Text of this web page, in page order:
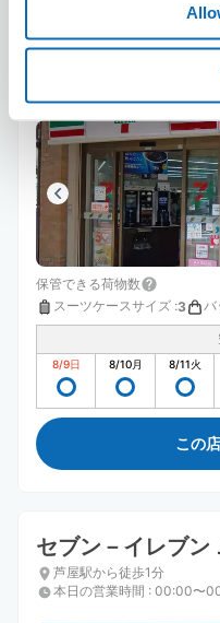
セブン－イレブン
保管できる荷物数
スーツケースサイズ :3 バ
8/9日 8/10月 8/11火
この
セブン－イレブン
芦屋駅から徒歩1分
本日の営業時間 : 00:00〜